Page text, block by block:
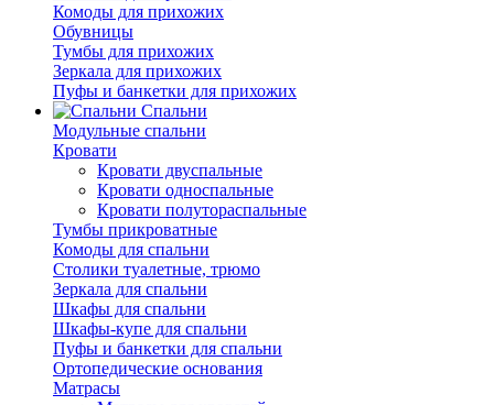
Комоды для прихожих
Обувницы
Тумбы для прихожих
Зеркала для прихожих
Пуфы и банкетки для прихожих
Спальни
Модульные спальни
Кровати
Кровати двуспальные
Кровати односпальные
Кровати полутораспальные
Тумбы прикроватные
Комоды для спальни
Столики туалетные, трюмо
Зеркала для спальни
Шкафы для спальни
Шкафы-купе для спальни
Пуфы и банкетки для спальни
Ортопедические основания
Матрасы